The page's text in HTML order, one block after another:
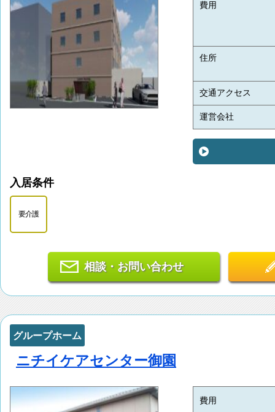
費用
住所
交通アクセス
運営会社
入居条件
要介護
相談・お問い合わせ
グループホーム
ニチイケアセンター御園
費用